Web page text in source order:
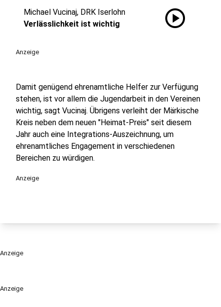
Anzeige
Michael Vucinaj, DRK Iserlohn
Verlässlichkeit ist wichtig
play_circle
Anzeige
Damit genügend ehrenamtliche Helfer zur Verfügung
stehen, ist vor allem die Jugendarbeit in den Vereinen
wichtig, sagt Vucinaj. Übrigens verleiht der Märkische
Kreis neben dem neuen "Heimat-Preis" seit diesem
Jahr auch eine Integrations-Auszeichnung, um
ehrenamtliches Engagement in verschiedenen
Bereichen zu würdigen.
Anzeige
Anzeige